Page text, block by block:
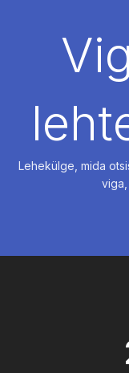
PALKAMA
Lehekülge, mida